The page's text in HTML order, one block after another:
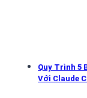
Quy Trình 5
Với Claude